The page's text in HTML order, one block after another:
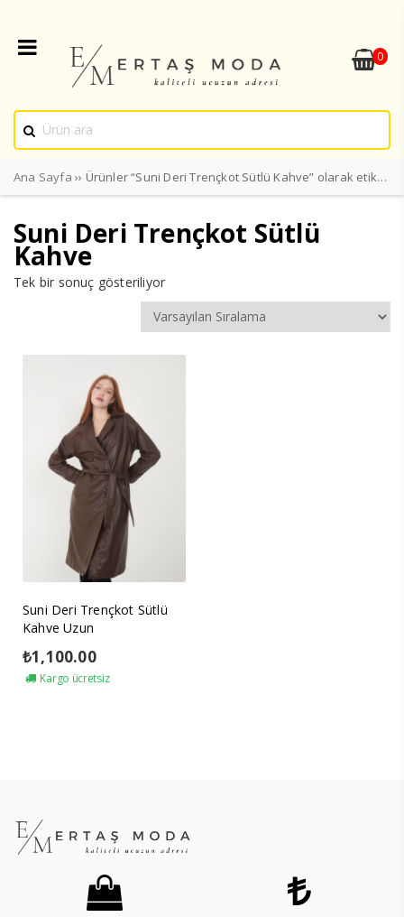
0
Ana Sayfa ›› Ürünler “Suni Deri Trençkot Sütlü Kahve” olarak etiketlendi
Suni Deri Trençkot Sütlü
Kahve
Tek bir sonuç gösteriliyor
Suni Deri Trençkot Sütlü
Kahve Uzun
₺1,100.00
Kargo ücretsiz